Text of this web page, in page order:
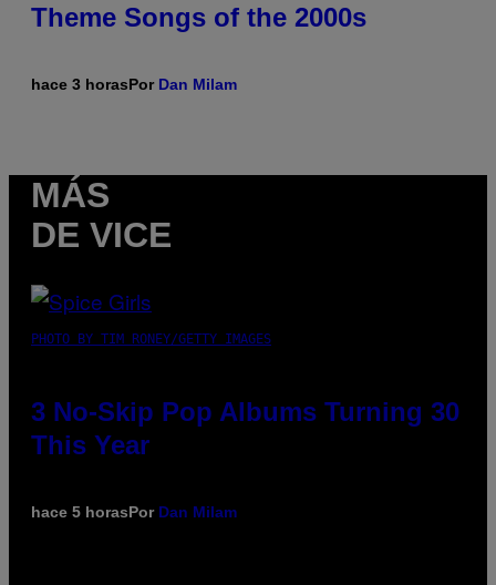
Theme Songs of the 2000s
hace 3 horasPor Dan Milam
MÁS
DE VICE
PHOTO BY TIM RONEY/GETTY IMAGES
3 No-Skip Pop Albums Turning 30
This Year
hace 5 horasPor Dan Milam